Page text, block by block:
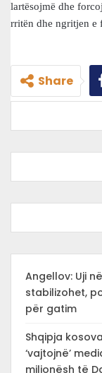
lartësojmë dhe
rritën dhe ngritjen e
Share
Angellov: Uji
stabilizohet,
për gatim
Shqipja
‘vajtojnë’
milionësh të